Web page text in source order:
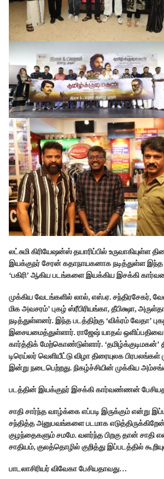
லட்சுமி கிரியேஷன்ஸ் தயாரிப்பில் உருவாகியுள்ள
இயக்குநர் சேரன் கதாநாயகனாக நடித்துள்ள
‘பகிரி’ ஆகிய படங்களை இயக்கிய இசக்கி
முக்கிய வேடங்களில் லால், எஸ்.ஏ. சந்திரசேகர், வேல
மிக அவசரம்’ புகழ் ஸ்ரீபிரியங்கா, தீபிக்ஷா,
நடித்துள்ளனர். இந்த படத்திற்கு ‘விக்ரம் வேதா’
இசையமைத்துள்ளார். ராஜேஷ் யாதவ்
கார்த்திக் மேற்கொண்டுள்ளார். ‘தமிழ்க்குடிமகன்’
டிரெய்லர் வெளியீட்டு விழா திரையுலக‌
இன்று நடைபெற்றது. நிகழ்ச்சியின் முக்கிய
படத்தின் இயக்குந‌ர் இசக்கி கார்வண்ணன்
சாதி சார்ந்த வாழ்க்கை எப்படி இருக்கும் என்று
சந்தித்த அனுபவங்களை படமாக
குழந்தைகளும் சமமே. வளர்ந்த பிறகு தான் சாதி
சாதியம், குலத்தொழில் குறித்து இப்படத்தில்
பாடலாசிரியர் விவேகா பேசியதாவது…